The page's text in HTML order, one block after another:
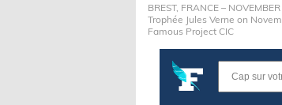
BREST, FRANCE –
Trophée Jules Verne on
Famous Project CIC